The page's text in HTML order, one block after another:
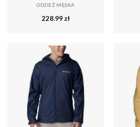
ODZIEŻ MĘSKA
228.99 zł